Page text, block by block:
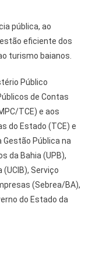
pública, ao
eficiente dos
turismo baianos.
Público
de Contas
TCE) e aos
do Estado (TCE) e
Gestão Pública na
da Bahia (UPB),
Serviço
(Sebrea/BA),
do Estado da